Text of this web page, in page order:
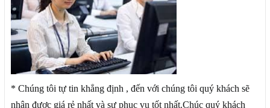
* Chúng tôi tự tin khẳng định , đến với chúng tôi quý khách sẽ
nhận được giá rẻ nhất và sự phục vụ tốt nhất.Chúc quý khách